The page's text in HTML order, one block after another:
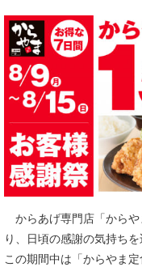
からあげ専門店「からや
り、日頃の感謝の気持ち
この期間中は「からやま